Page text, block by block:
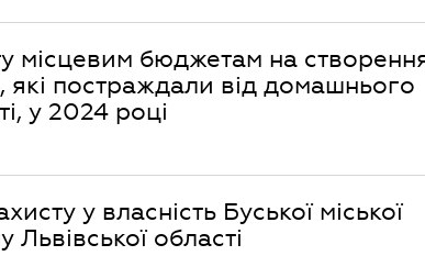
місцевим бюджетам на
які постраждали від домашнього
у 2024 році
у власність Буської міської
області